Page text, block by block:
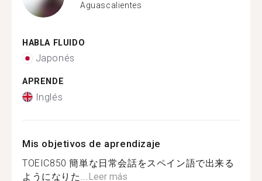
Aguascalientes
HABLA FLUIDO
Japonés
APRENDE
Inglés
Mis objetivos de aprendizaje
TOEIC850 簡単な日常会話をスペイン語で出来る
ようになりた... Leer más